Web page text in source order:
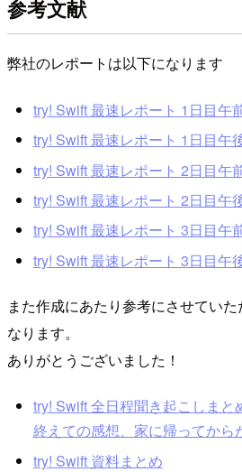
参考文献
弊社のレポートは以下になります
try! Swift 最速レポート 1日目午
try! Swift 最速レポート 1日目午
try! Swift 最速レポート 2日目午
try! Swift 最速レポート 2日目午
try! Swift 最速レポート 3日目午
try! Swift 最速レポート 3日目午
また作成にあたり参考にさせてい
なります。
ありがとうございました！
try! Swift 全日程聞き起こしまと
終えての感想、家に帰ってから
try! Swift 資料まとめ